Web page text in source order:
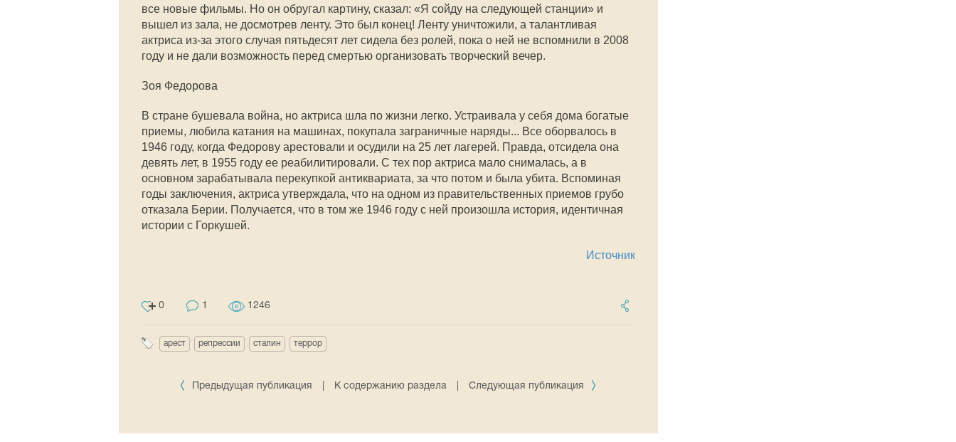
все новые фильмы. Но он обругал картину, сказал: «Я сойду на следующей станции» и
вышел из зала, не досмотрев ленту. Это был конец! Ленту уничтожили, а талантливая
актриса из-за этого случая пятьдесят лет сидела без ролей, пока о ней не вспомнили в 2008
году и не дали возможность перед смертью организовать творческий вечер.
Зоя Федорова
В стране бушевала война, но актриса шла по жизни легко. Устраивала у себя дома богатые
приемы, любила катания на машинах, покупала заграничные наряды... Все оборвалось в
1946 году, когда Федорову арестовали и осудили на 25 лет лагерей. Правда, отсидела она
девять лет, в 1955 году ее реабилитировали. С тех пор актриса мало снималась, а в
основном зарабатывала перекупкой антиквариата, за что потом и была убита. Вспоминая
годы заключения, актриса утверждала, что на одном из правительственных приемов грубо
отказала Берии. Получается, что в том же 1946 году с ней произошла история, идентичная
истории с Горкушей.
Источник
0 1 1246
арест репрессии сталин террор
Предыдущая публикация К содержанию раздела Следующая публикация